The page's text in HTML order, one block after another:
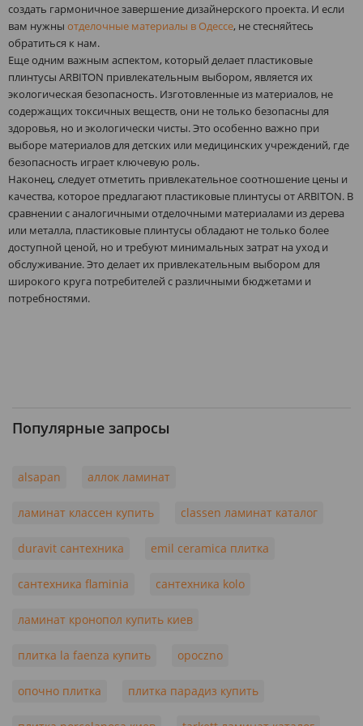
создать гармоничное завершение дизайнерского проекта. И если
вам нужны отделочные материалы в Одессе, не стесняйтесь
обратиться к нам.
Еще одним важным аспектом, который делает пластиковые
плинтусы ARBITON привлекательным выбором, является их
экологическая безопасность. Изготовленные из материалов, не
содержащих токсичных веществ, они не только безопасны для
здоровья, но и экологически чисты. Это особенно важно при
выборе материалов для детских или медицинских учреждений, где
безопасность играет ключевую роль.
Наконец, следует отметить привлекательное соотношение цены и
качества, которое предлагают пластиковые плинтусы от ARBITON. В
сравнении с аналогичными отделочными материалами из дерева
или металла, пластиковые плинтусы обладают не только более
доступной ценой, но и требуют минимальных затрат на уход и
обслуживание. Это делает их привлекательным выбором для
широкого круга потребителей с различными бюджетами и
потребностями.
Популярные запросы
alsapan аллок ламинат
ламинат классен купить classen ламинат каталог
duravit сантехника emil ceramica плитка
сантехника flaminia сантехника kolo
ламинат кронопол купить киев
плитка la faenza купить opoczno
опочно плитка плитка парадиз купить